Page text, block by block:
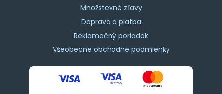
Množstevné zľavy
Doprava a platba
Reklamačný poriadok
Všeobecné obchodné podmienky